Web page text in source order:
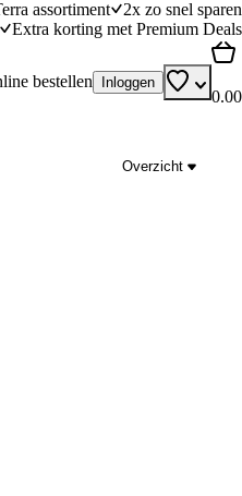
assortiment
2x zo snel sparen
Extra korting met Premium Deals
bestellen Inloggen
0.00
Overzicht